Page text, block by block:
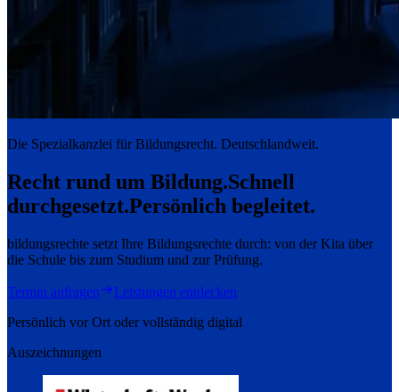
Die Spezialkanzlei für Bildungsrecht. Deutschlandweit.
Recht rund um Bildung.Schnell
durchgesetzt.Persönlich begleitet.
bildungsrechte setzt Ihre Bildungsrechte durch: von der Kita über
die Schule bis zum Studium und zur Prüfung.
Termin anfragen
Leistungen entdecken
Persönlich vor Ort oder vollständig digital
Auszeichnungen